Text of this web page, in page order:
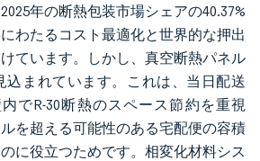
年の断熱包装市場シェアの40.37%
わたるコスト最適化と世界的な押出
ています。しかし、真空断熱パネル
込まれています。これは、当日配送
でR-30断熱のスペース節約を重視
を超える可能性のある宅配便の容積
に役立つためです。相変化材料シス